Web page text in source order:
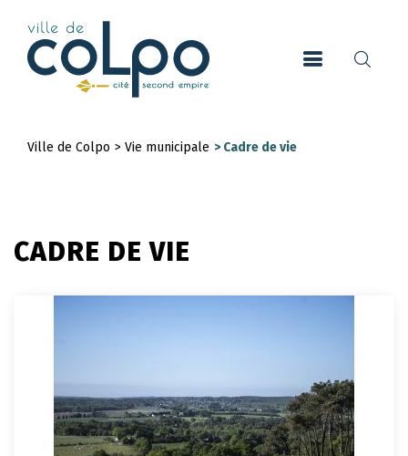
contenu
Ville de Colpo > Vie municipale > Cadre de vie
CADRE DE VIE